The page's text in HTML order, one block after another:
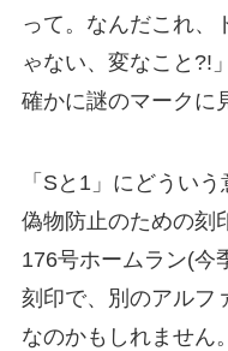
って。なんだこれ、
ゃない、変なこと?!
確かに謎のマークに
「Sと1」にどうい
偽物防止のための刻
176号ホームラン(今
刻印で、別のアルフ
なのかもしれません。